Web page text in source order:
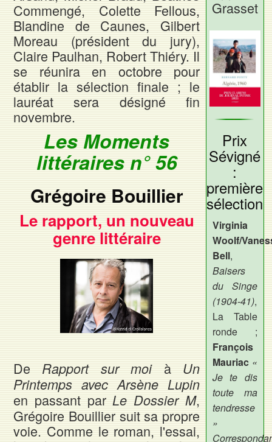
Commengé, Colette Fellous,
Blandine de Caunes, Gilbert
Moreau (président du jury),
Claire Paulhan, Robert Thiéry. Il
se réunira en octobre pour
établir la sélection finale ; le
lauréat sera désigné fin
novembre.
Les Moments
littéraires n° 56
Grégoire Bouillier
Le rapport, un nouveau
genre littéraire
De Rapport sur moià Un
Printemps avec Arsène Lupin
en passant par Le Dossier M,
Grégoire Bouillier suit sa propre
voie. Comme le roman, l'essai,
Grasset
Prix
Sévigné
:
première
sélection
Virginia
Woolf/
Bell,
Baisers
du Singe
(1904-41),
La Table
ronde ;
François
Mauriac «
Je te dis
toute ma
tendresse
»